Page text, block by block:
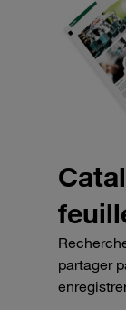
partager